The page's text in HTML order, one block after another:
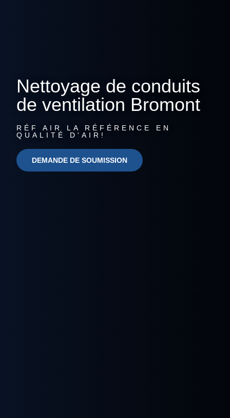
Nettoyage de conduits
de ventilation Bromont
RÉF AIR LA RÉFÉRENCE EN
QUALITÉ D'AIR!
DEMANDE DE SOUMISSION